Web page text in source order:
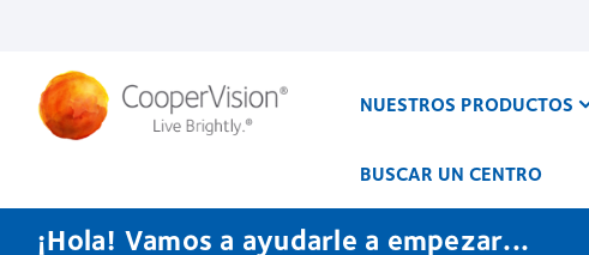
principal
NUESTROS PRODUCTOS
BUSCAR UN CENTRO
¡Hola! Vamos a ayudarle a empezar...